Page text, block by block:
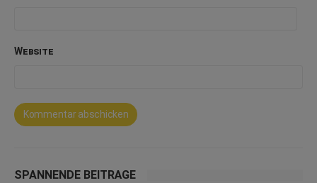
Website
SPANNENDE BEITRÄGE